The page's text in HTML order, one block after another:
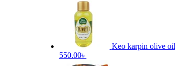
Keo karpin olive
550.00৳